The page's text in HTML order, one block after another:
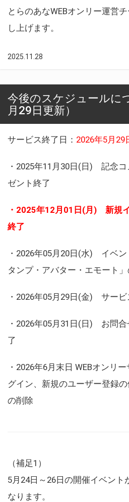
とらのあなWEBオンリー運営
し上げます。
2025.11.28
今後のスケジュールに
月29日更新）
サービス終了日： 2026年5月29
・2025年11月30日(日) 記念
ゼント終了
・2025年12月01日(月) 新規
終了
・2026年05月20日(水) イベ
タンプ・アバター・エモート
・2026年05月29日(金) サービ
・2026年05月31日(日) お問
了
・2026年6月末日 WEBオンリ
グイン、新規のユーザー登録
の削除
（補足1）
5月24日～26日の開催イベント
なります。